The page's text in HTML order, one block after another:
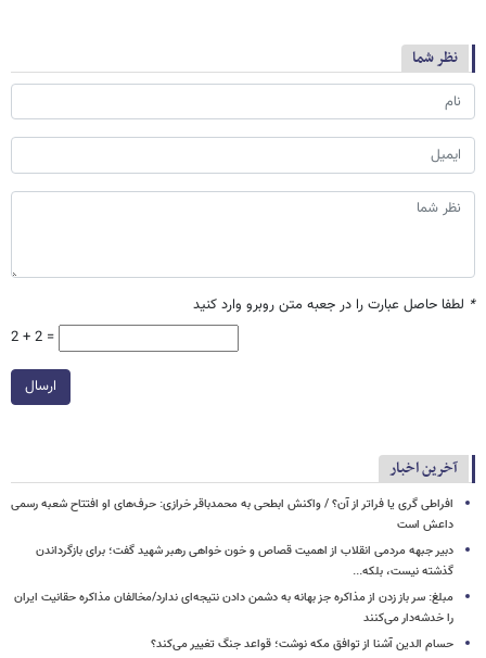
نظر شما
* لطفا حاصل عبارت را در جعبه متن روبرو وارد کنید
2 + 2 =
ارسال
آخرین اخبار
افراطی گری یا فراتر از آن؟ / واکنش ابطحی به محمدباقر خرازی: حرف‌های او افتتاح شعبه رسمی
داعش است
دبیر جبهه مردمی انقلاب از اهمیت قصاص و خون خواهی رهبر شهید گفت؛ برای بازگرداندن
گذشته نیست، بلکه...
مبلغ: سر باز زدن از مذاکره‌ جز بهانه به دشمن دادن نتیجه‌ای ندارد/مخالفان مذاکره حقانیت ایران
را خدشه‌دار می‌کنند
حسام الدین آشنا از توافق مکه نوشت؛ قواعد جنگ تغییر می‌کند؟